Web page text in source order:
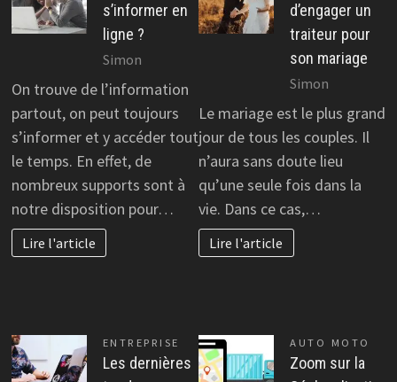
s’informer en
ligne ?
Simon
On trouve de l’information
partout, on peut toujours
s’informer et y accéder tout
le temps. En effet, de
nombreux supports sont à
notre disposition pour…
Lire l'article
d’engager un
traiteur pour
son mariage
Simon
Le mariage est le plus grand
jour de tous les couples. Il
n’aura sans doute lieu
qu’une seule fois dans la
vie. Dans ce cas,…
Lire l'article
ENTREPRISE
Les dernières
AUTO MOTO
Zoom sur la